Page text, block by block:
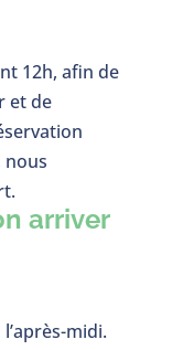
12h, afin de
et de
nous
arriver
midi.